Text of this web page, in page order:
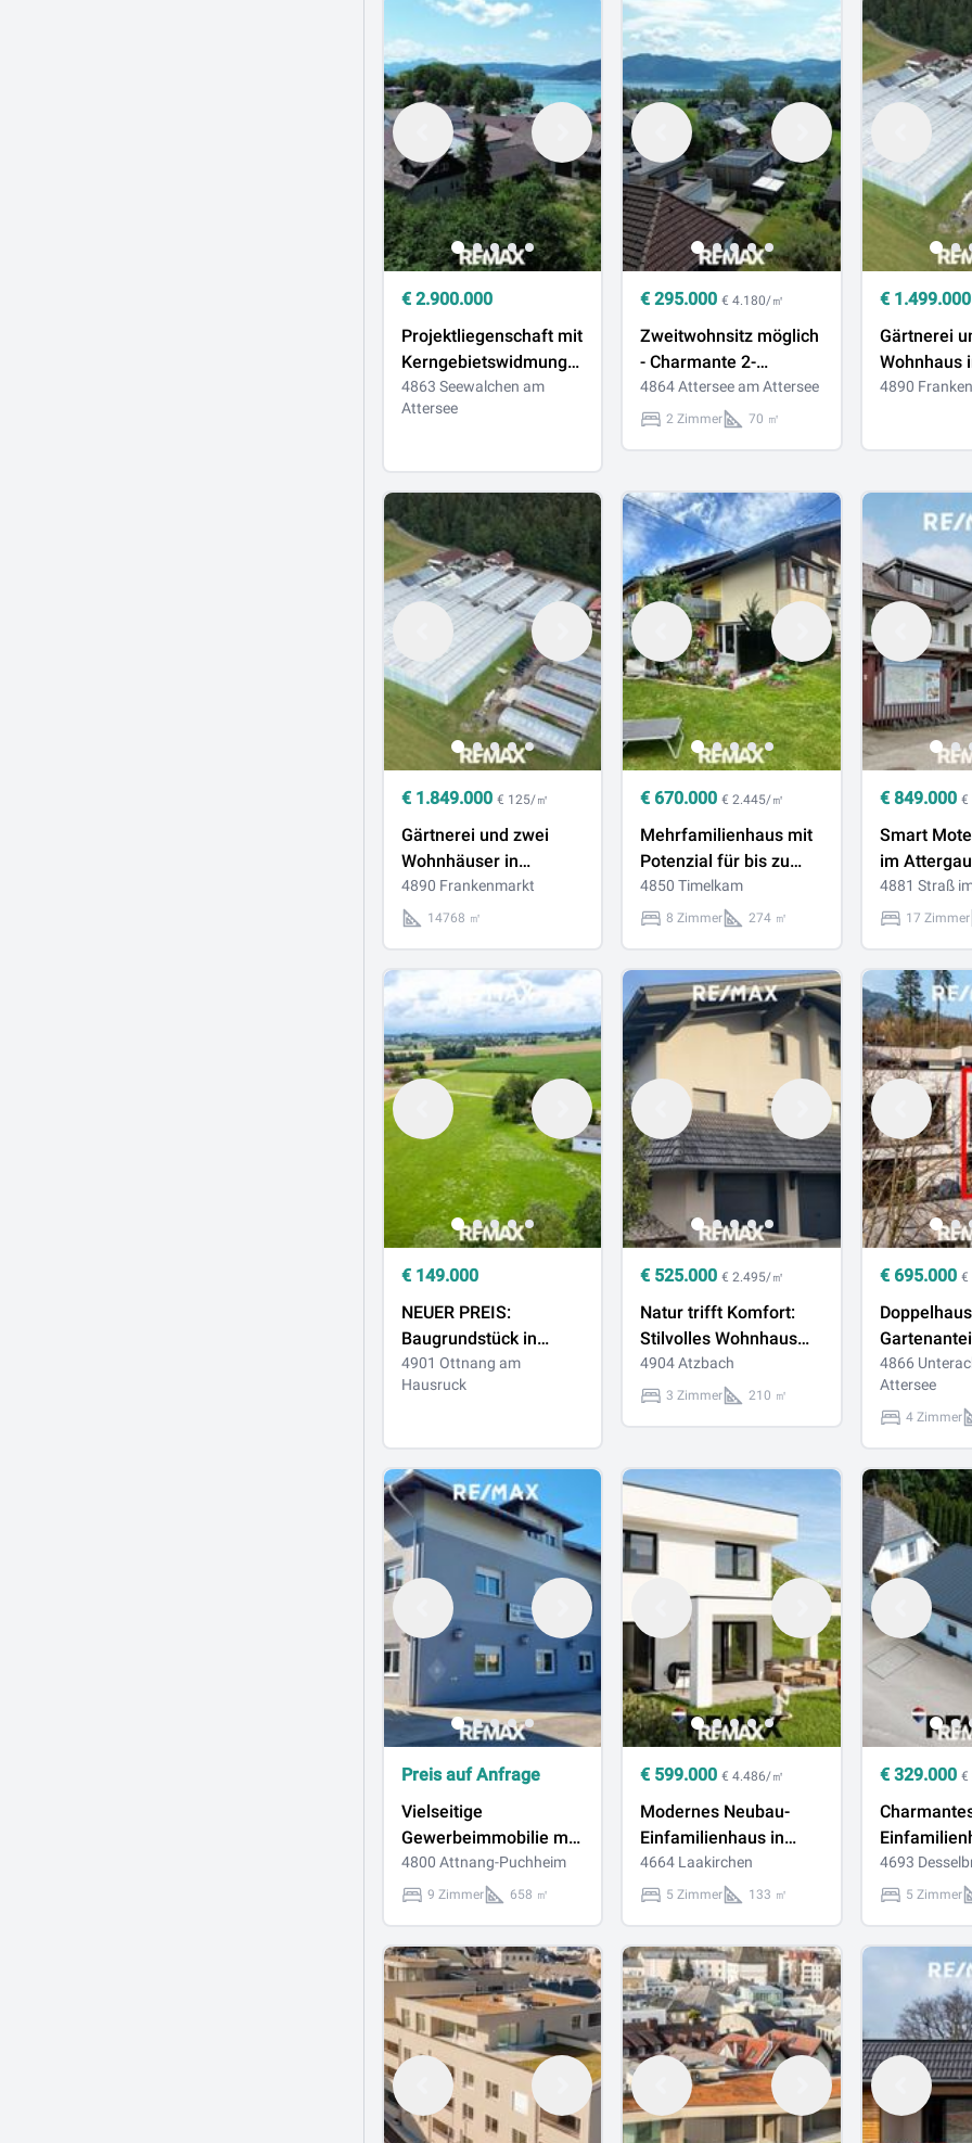
€ 2.900.000
Projektliegenschaft mit
Kerngebietswidmung
und
außergewöhnlichem
in Toplage von
Seewalchen am
Attersee
4863 Seewalchen am
Attersee
€295.000 € 4.180/㎡
Zweitwohnsitz möglich
- Charmante 2-
Zimmer-Wohnung in
Attersee-Nähe
4864 Attersee am Attersee
2 Zimmer 70 ㎡
€ 1.499.000
Gärtnerei
Wohnhaus
4890
€ 1.849.000 € 125/㎡
Gärtnerei und zwei
Wohnhäuser in
Frankenmarkt
4890 Frankenmarkt
14768 ㎡
€ 670.000 € 2.445/㎡
Mehrfamilienhaus mit
Potenzial für bis zu
drei Wohneinheiten in
ruhiger Siedlungslage
4850 Timelkam
8 Zimmer 274 ㎡
€ 849.000 €
Smart
im Attergau
4881 Straß
17 Zimmer
€ 149.000
NEUER PREIS:
Baugrundstück in
Ottnang ohne
Bauzwang
4901 Ottnang am
Hausruck
€ 525.000 € 2.495/㎡
Natur trifft Komfort:
Stilvolles Wohnhaus
mit Biotop und
Weinkeller
4904 Atzbach
3 Zimmer 210 ㎡
€ 695.000 €
Unterach
Ihr neues
Seenähe
4866
Attersee
4 Zimmer
Preis auf Anfrage
Vielseitige
Gewerbeimmobilie mit
Gastronomie,
Sportbereich und
flexible Nutzung durch
Kauf oder Miete in
Attnang-Puchheim
4800 Attnang-Puchheim
9 Zimmer 658 ㎡
€ 599.000 € 4.486/㎡
Modernes Neubau-
Einfamilienhaus in
ruhiger Lage von
Laakirchen zu kaufen!
4664 Laakirchen
5 Zimmer 133 ㎡
€ 329.000 €
Windern zu
4693
5 Zimmer